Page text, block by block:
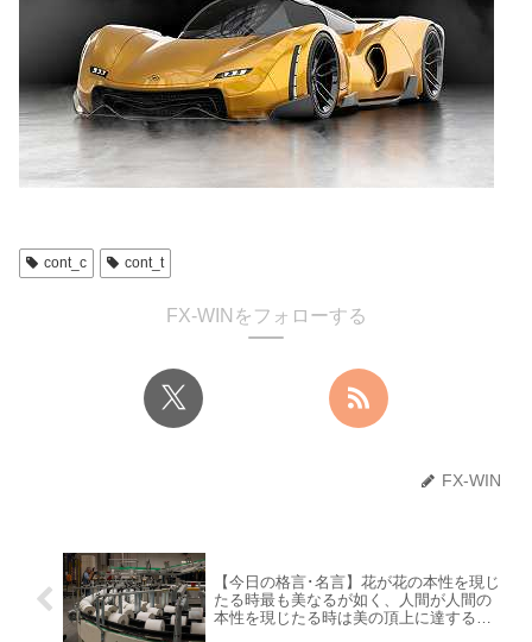
cont_c cont_t
FX-WINをフォローする
FX-WIN
【今日の格言･名言】花が花の本性を現じ
たる時最も美なるが如く、人間が人間の
本性を現じたる時は美の頂上に達するの